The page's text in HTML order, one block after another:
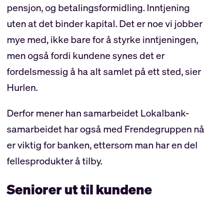
pensjon, og betalingsformidling. Inntjening
uten at det binder kapital. Det er noe vi jobber
mye med, ikke bare for å styrke inntjeningen,
men også fordi kundene synes det er
fordelsmessig å ha alt samlet på ett sted, sier
Hurlen.
Derfor mener han samarbeidet Lokalbank-
samarbeidet har også med Frendegruppen nå
er viktig for banken, ettersom man har en del
fellesprodukter å tilby.
Seniorer ut til kundene